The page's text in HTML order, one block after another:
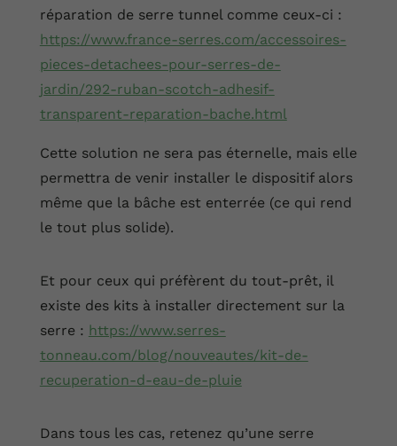
réparation de serre tunnel comme ceux-ci :
https://www.france-serres.com/accessoires-
pieces-detachees-pour-serres-de-
jardin/292-ruban-scotch-adhesif-
transparent-reparation-bache.html
Cette solution ne sera pas éternelle, mais elle
permettra de venir installer le dispositif alors
même que la bâche est enterrée (ce qui rend
le tout plus solide).
Et pour ceux qui préfèrent du tout-prêt, il
existe des kits à installer directement sur la
serre : https://www.serres-
tonneau.com/blog/nouveautes/kit-de-
recuperation-d-eau-de-pluie
Dans tous les cas, retenez qu’une serre